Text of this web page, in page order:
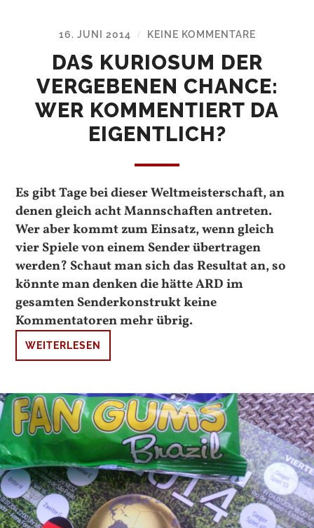
16. JUNI 2014 / KEINE KOMMENTARE
DAS KURIOSUM DER
VERGEBENEN CHANCE:
WER KOMMENTIERT DA
EIGENTLICH?
Es gibt Tage bei dieser Weltmeisterschaft, an
denen gleich acht Mannschaften antreten.
Wer aber kommt zum Einsatz, wenn gleich
vier Spiele von einem Sender übertragen
werden? Schaut man sich das Resultat an, so
könnte man denken die hätte ARD im
gesamten Senderkonstrukt keine
Kommentatoren mehr übrig.
WEITERLESEN